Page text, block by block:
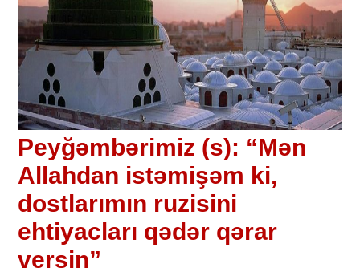
Peyğəmbərimiz (s): “Mən
Allahdan istəmişəm ki,
dostlarımın ruzisini
ehtiyacları qədər qərar
versin”